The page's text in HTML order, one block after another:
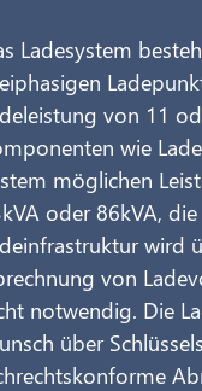
Ladesystem
von 11
wie
möglichen
oder 86kVA,
wird
von
notwendig. Die
über